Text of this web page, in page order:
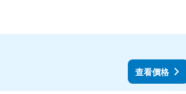
查看價格